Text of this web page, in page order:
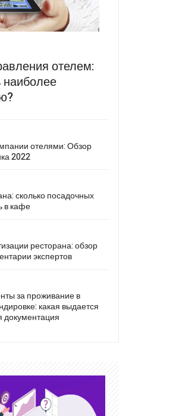
отелем:
наиболее
отелями: Обзор
2022
сколько посадочных
в кафе
ресторана: обзор
экспертов
за проживание в
какая выдается